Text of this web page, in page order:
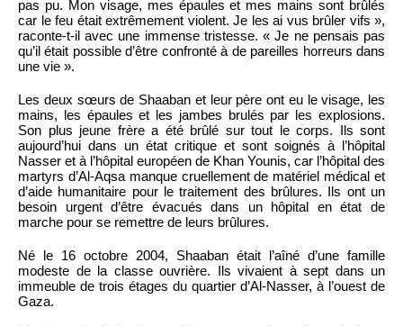
pas pu. Mon visage, mes épaules et mes mains sont brûlés
car le feu était extrêmement violent. Je les ai vus brûler vifs »,
raconte-t-il avec une immense tristesse. « Je ne pensais pas
qu’il était possible d’être confronté à de pareilles horreurs dans
une vie ».
Les deux sœurs de Shaaban et leur père ont eu le visage, les
mains, les épaules et les jambes brulés par les explosions.
Son plus jeune frère a été brûlé sur tout le corps. Ils sont
aujourd’hui dans un état critique et sont soignés à l’hôpital
Nasser et à l’hôpital européen de Khan Younis, car l’hôpital des
martyrs d’Al-Aqsa manque cruellement de matériel médical et
d’aide humanitaire pour le traitement des brûlures. Ils ont un
besoin urgent d’être évacués dans un hôpital en état de
marche pour se remettre de leurs brûlures.
Né le 16 octobre 2004, Shaaban était l’aîné d’une famille
modeste de la classe ouvrière. Ils vivaient à sept dans un
immeuble de trois étages du quartier d’Al-Nasser, à l’ouest de
Gaza.